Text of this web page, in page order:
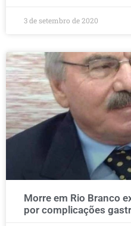
3 de setembro de 2020
Morre em Rio Branco
por complicações